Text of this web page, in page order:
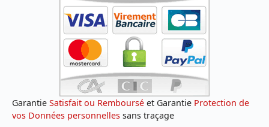
Garantie Satisfait ou Remboursé et Garantie Protection de
vos Données personnelles sans traçage